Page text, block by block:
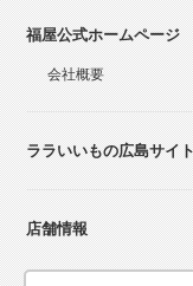
福屋公式ホームページ
会社概要
ララいいもの広島サイ
店舗情報